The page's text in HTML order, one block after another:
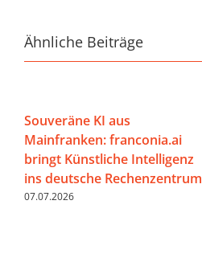
Ähnliche Beiträge
Souveräne KI aus
Mainfranken: franconia.ai
bringt Künstliche Intelligenz
ins deutsche Rechenzentrum
07.07.2026